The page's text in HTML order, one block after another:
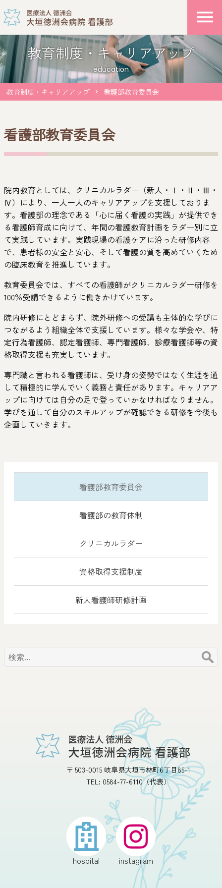
教育制度・キャリアアップ
education
教育制度・キャリアアップ chevron_right 看護部教育委員会
看護部教育委員会
院内教育としては、クリニカルラダー（新人・Ⅰ・Ⅱ・Ⅲ・
Ⅳ）により、一人一人のキャリアアップを支援しておりま
す。看護部の理念である「心に届く看護の実践」が提供でき
る看護師育成に向けて、年間の看護教育計画をラダー別に立
て実践しています。実践現場の看護ケアに沿った研修内容
で、患者様の安全と安心、そして看護の質を高めていくため
の臨床教育を推進しています。
教育委員会では、すべての看護師がクリニカルラダー研修を
100％受講できるように働きかけています。
院内研修にとどまらず、院外研修への受講も主体的な学びに
つながるよう組織全体で支援しています。様々な学会や、特
定行為看護師、認定看護師、専門看護師、診療看護師等の資
格取得支援も充実しています。
専門職と言われる看護師は、受け身の姿勢ではなく生涯を通
して積極的に学んでいく義務と責任があります。キャリアア
ップに向けては自分の足で登っていかなければなりません。
学びを通して自分のスキルアップが確認できる研修を今後も
企画していきます。
看護部教育委員会
看護部の教育体制
クリニカルラダー
資格取得支援制度
新人看護師研修計画
検
索:
503-0015 岐阜県大垣市林町6丁目85-1
0584-77-6110（代表）
hospital instagram